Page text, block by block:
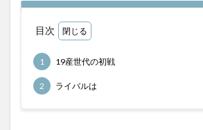
目次
1 19産世代の初戦
2 ライバルは
回顧
新規入会 札幌競馬場
牝馬限定